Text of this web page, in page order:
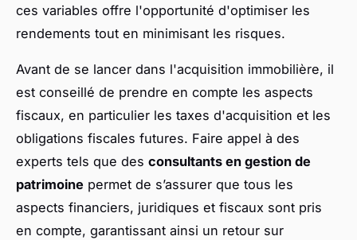
ces variables offre l'opportunité d'optimiser les
rendements tout en minimisant les risques.
Avant de se lancer dans l'acquisition immobilière, il
est conseillé de prendre en compte les aspects
fiscaux, en particulier les taxes d'acquisition et les
obligations fiscales futures. Faire appel à des
experts tels que des consultants en gestion de
patrimoine permet de s’assurer que tous les
aspects financiers, juridiques et fiscaux sont pris
en compte, garantissant ainsi un retour sur